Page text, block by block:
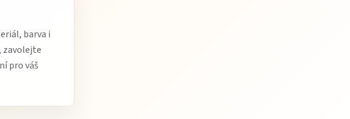
barva i
zavolejte
pro váš